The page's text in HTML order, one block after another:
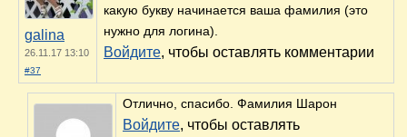
galina
26.11.17 13:10
#37
какую букву начинается ваша фамилия (это
нужно для логина).
Войдите, чтобы оставлять комментарии
Отлично, спасибо. Фамилия Шарон
Войдите, чтобы оставлять